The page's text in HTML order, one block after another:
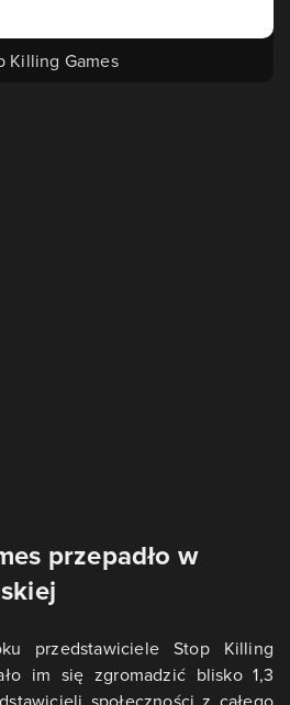
Killing Games
przepadło w
przedstawiciele Stop Killing
im się zgromadzić blisko 1,3